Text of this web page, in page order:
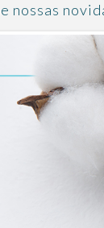
nossas